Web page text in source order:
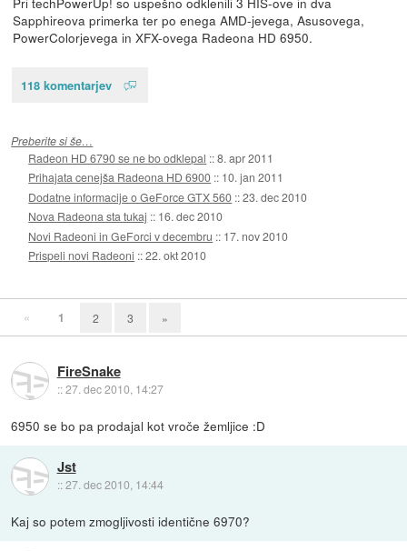
Sapphireova primerka ter po enega AMD-jevega, Asusovega,
PowerColorjevega in XFX-ovega Radeona HD 6950.
118 komentarjev
Preberite si še…
Radeon HD 6790 se ne bo odklepal ::8. apr 2011
Prihajata cenejša Radeona HD 6900 :: 10. jan 2011
Dodatne informacije o GeForce GTX 560 ::23. dec 2010
Nova Radeona sta tukaj :: 16. dec 2010
Novi Radeoni in GeForci v decembru :: 17. nov 2010
Prispeli novi Radeoni ::22. okt 2010
« 1 2 3 »
FireSnake
::27. dec 2010, 14:27
6950 se bo pa prodajal kot vroče žemljice :D
Jst
::27. dec 2010, 14:44
Kaj so potem zmogljivosti identične 6970?